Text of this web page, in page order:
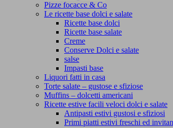
Pizze focacce & Co
Le ricette base dolci e salate
Ricette base dolci
Ricette base salate
Creme
Conserve Dolci e salate
salse
Impasti base
Liquori fatti in casa
Torte salate – gustose e sfiziose
Muffins – dolcetti americani
Ricette estive facili veloci dolci e salate
Antipasti estivi gustosi e sfiziosi
Primi piatti estivi freschi ed